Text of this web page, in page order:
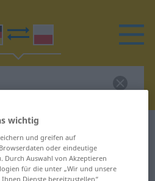
Übersetzung für
wichtig
und greifen auf
oder eindeutige
Durch Auswahl von Akzeptieren
für die unter „Wir und unsere
Dienste bereitzustellen“